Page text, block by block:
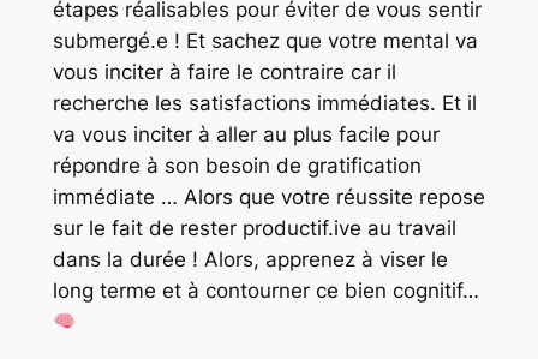
étapes réalisables pour éviter de vous sentir
submergé.e ! Et sachez que votre mental va
vous inciter à faire le contraire car il
recherche les satisfactions immédiates. Et il
va vous inciter à aller au plus facile pour
répondre à son besoin de gratification
immédiate … Alors que votre réussite repose
sur le fait de rester productif.ive au travail
dans la durée ! Alors, apprenez à viser le
long terme et à contourner ce bien cognitif…